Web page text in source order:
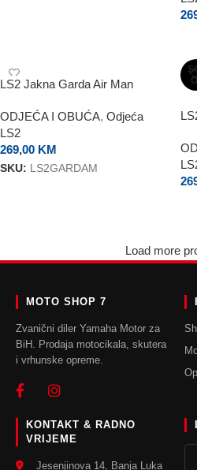
LS2 Jakna Garda Air Man
ODJEĆA I OBUĆA, Odjeća
LS2
269,00 KM
SKU: LS2GARDAM
Load more
MOTO SHOP 7
Zvanični diler Yamaha Motor za
BiH. Prodaja motocikala, skutera
i vrhunske opreme.
KONTAKT & RADNO
VRIJEME
Jesenjinova 14, Banja Luka